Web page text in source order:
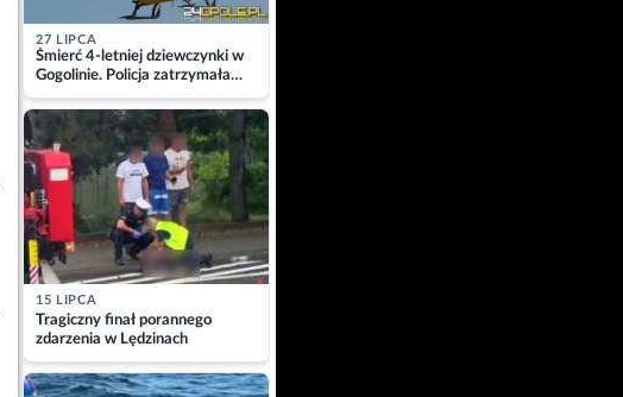
27 LIPCA
Śmierć 4-letniej dziewczynki w
Gogolinie. Policja zatrzymała
matkę
15 LIPCA
Tragiczny finał porannego
zdarzenia w Lędzinach